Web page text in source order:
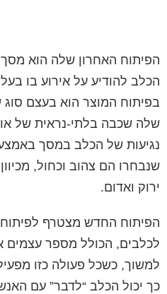
הפיתוח האחרון שלה הוא מסך
הכלב להודיע על אירוע בו
בפיתוח המוצר הוא בעצם סוג
שלה שכבה בלתי-נראית של
נגיעות של הכלב במסך
שנבחרו הם צהוב וכחול,
ירוק ואדום.
הפיתוח החדש מצטרף
לכלבים, הכולל מספר עצמים
למשוך, כשכל פעולה כזו
כך יכול הכלב “לדבר” עם